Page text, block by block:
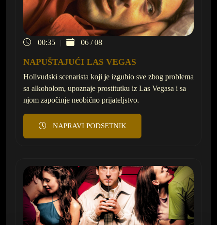
00:35 06 / 08
NAPUŠTAJUĆI LAS VEGAS
Holivudski scenarista koji je izgubio sve zbog problema
sa alkoholom, upoznaje prostitutku iz Las Vegasa i sa
njom započinje neobično prijateljstvo.
NAPRAVI PODSETNIK